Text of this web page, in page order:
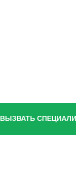
ВЫЗВАТЬ